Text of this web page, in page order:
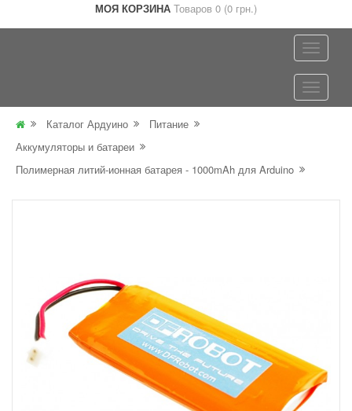
МОЯ КОРЗИНА Товаров 0 (0 грн.)
Каталог Ардуино
Питание
Аккумуляторы и батареи
Полимерная литий-ионная батарея - 1000mAh для Arduino